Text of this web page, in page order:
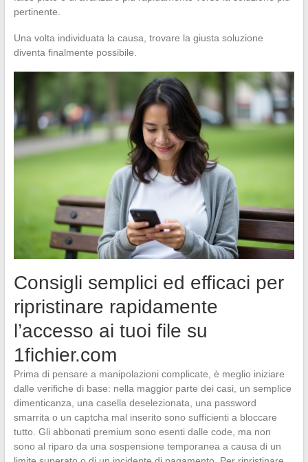
pertinente.
Una volta individuata la causa, trovare la giusta soluzione
diventa finalmente possibile.
Consigli semplici ed efficaci per
ripristinare rapidamente
l’accesso ai tuoi file su
1fichier.com
Prima di pensare a manipolazioni complicate, è meglio iniziare
dalle verifiche di base: nella maggior parte dei casi, un semplice
dimenticanza, una casella deselezionata, una password
smarrita o un captcha mal inserito sono sufficienti a bloccare
tutto. Gli abbonati premium sono esenti dalle code, ma non
sono al riparo da una sospensione temporanea a causa di un